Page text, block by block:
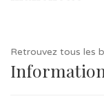
Retrouvez tous les